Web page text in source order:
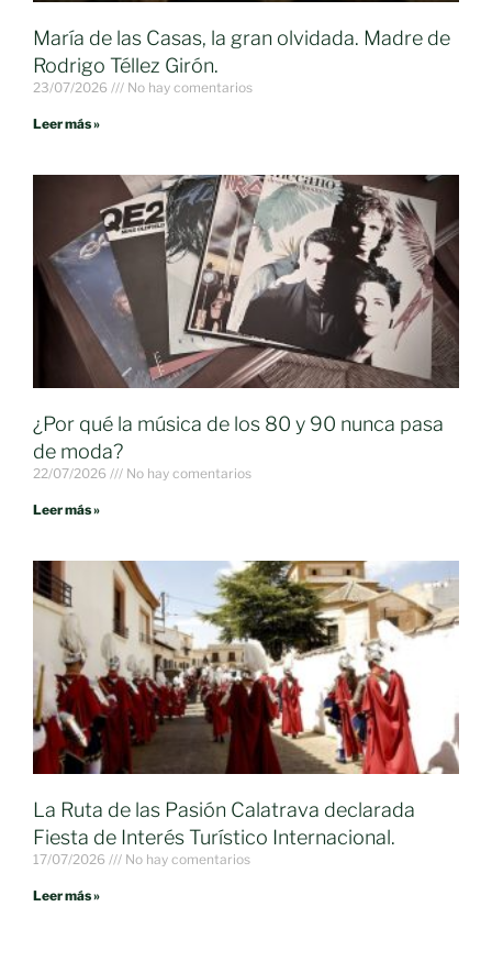
María de las Casas, la gran olvidada. Madre de
Rodrigo Téllez Girón.
23/07/2026 No hay comentarios
Leer más »
¿Por qué la música de los 80 y 90 nunca pasa
de moda?
22/07/2026 No hay comentarios
Leer más »
La Ruta de las Pasión Calatrava declarada
Fiesta de Interés Turístico Internacional.
17/07/2026 No hay comentarios
Leer más »